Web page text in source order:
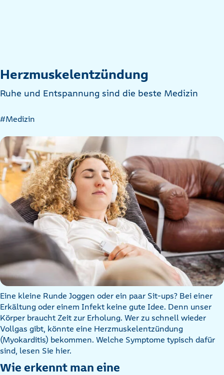
Herzmuskelentzündung
Ruhe und Entspannung sind die beste Medizin
Artikel
Kategorien
filtern
#Medizin
Eine kleine Runde Joggen oder ein paar Sit-ups? Bei einer
Erkältung oder einem Infekt keine gute Idee. Denn unser
Körper braucht Zeit zur Erholung. Wer zu schnell wieder
Vollgas gibt, könnte eine Herzmuskelentzündung
(Myokarditis) bekommen. Welche Symptome typisch dafür
sind, lesen Sie hier.
Wie erkennt man eine